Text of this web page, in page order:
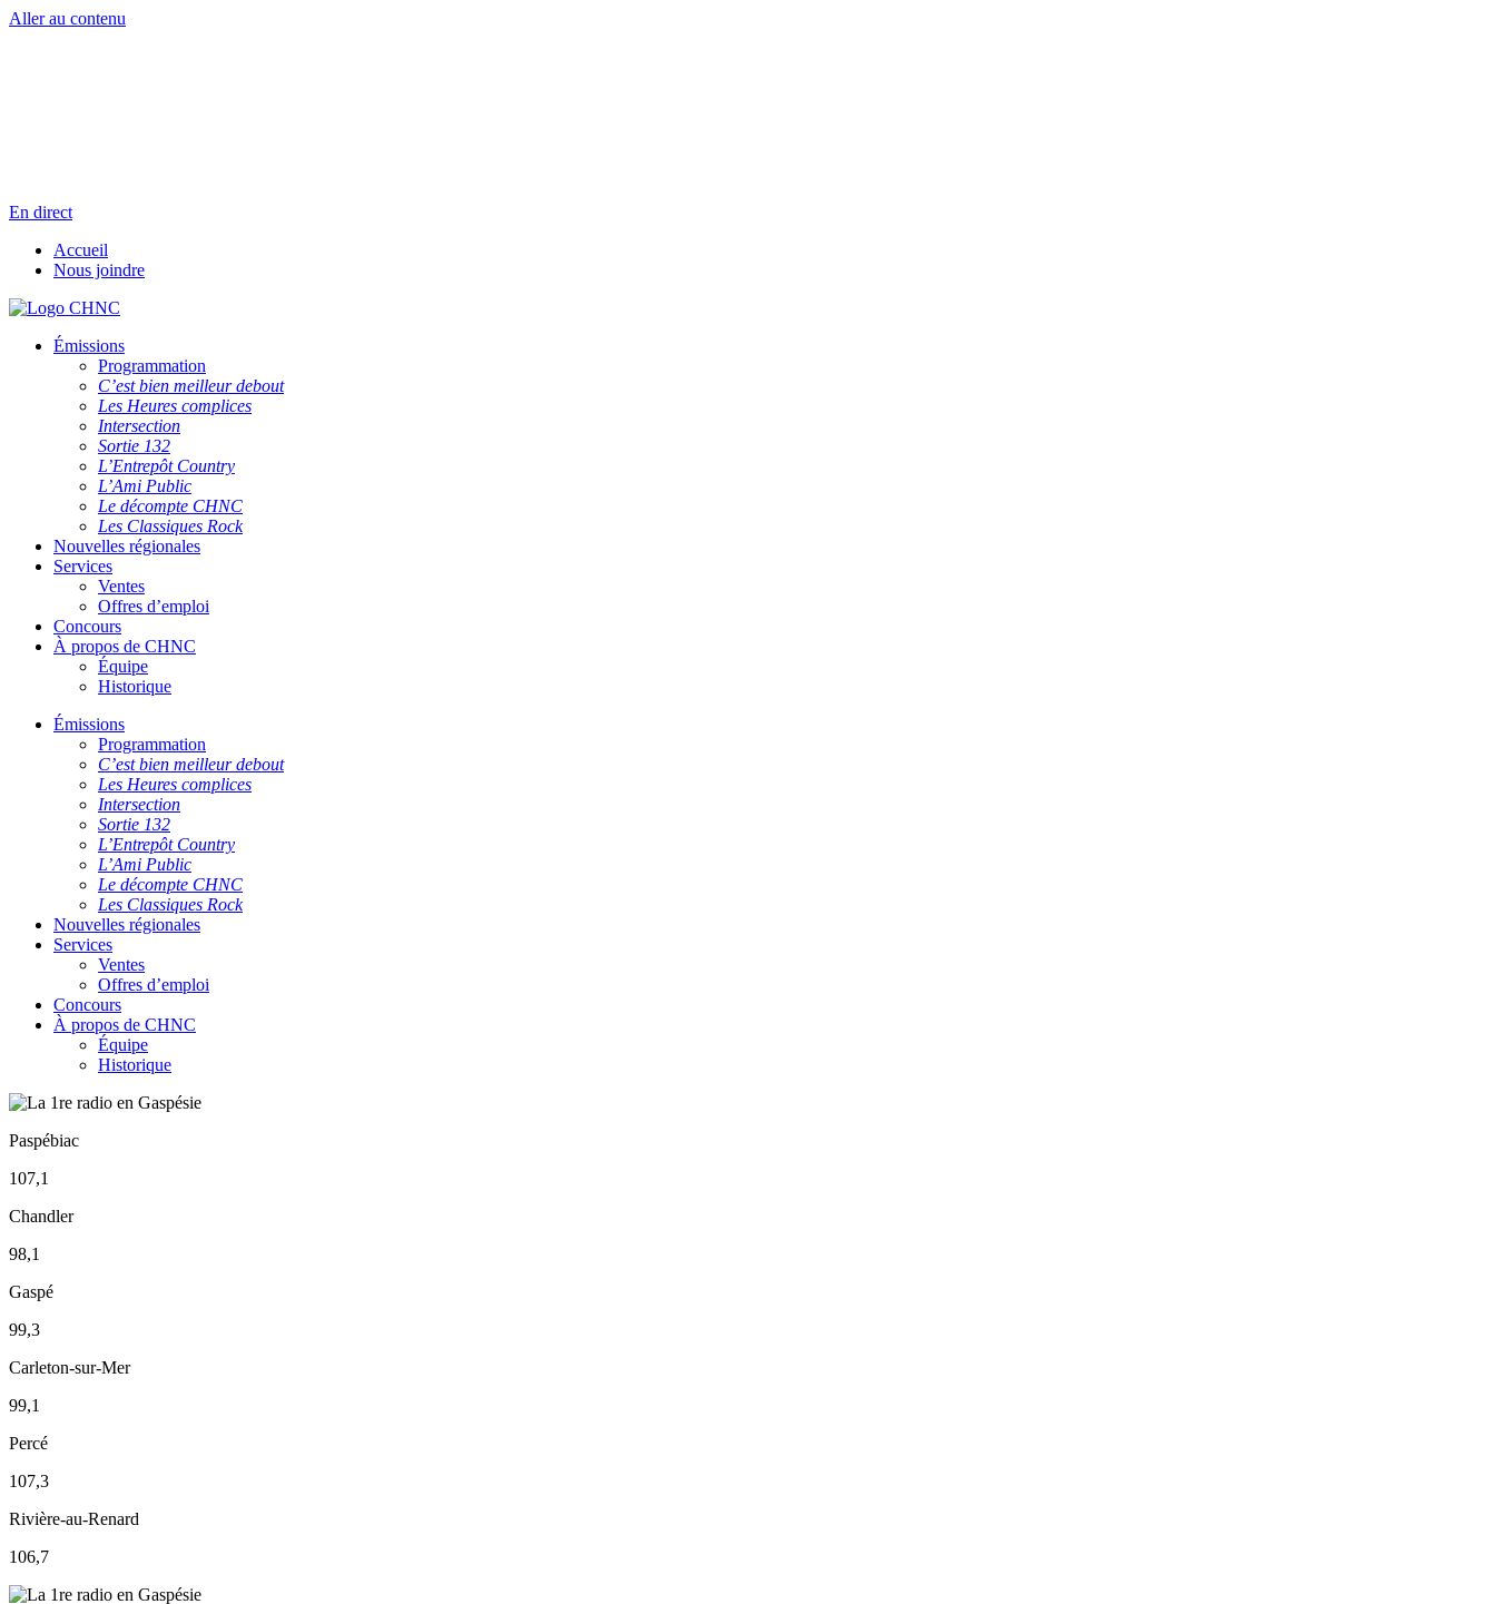
Aller au contenu
En direct
Accueil
Nous joindre
Émissions
Programmation
C’est bien meilleur debout
Les Heures complices
Intersection
Sortie 132
L’Entrepôt Country
L’Ami Public
Le décompte CHNC
Les Classiques Rock
Nouvelles régionales
Services
Ventes
Offres d’emploi
Concours
À propos de CHNC
Équipe
Historique
Émissions
Programmation
C’est bien meilleur debout
Les Heures complices
Intersection
Sortie 132
L’Entrepôt Country
L’Ami Public
Le décompte CHNC
Les Classiques Rock
Nouvelles régionales
Services
Ventes
Offres d’emploi
Concours
À propos de CHNC
Équipe
Historique
Paspébiac
107,1
Chandler
98,1
Gaspé
99,3
Carleton-sur-Mer
99,1
Percé
107,3
Rivière-au-Renard
106,7